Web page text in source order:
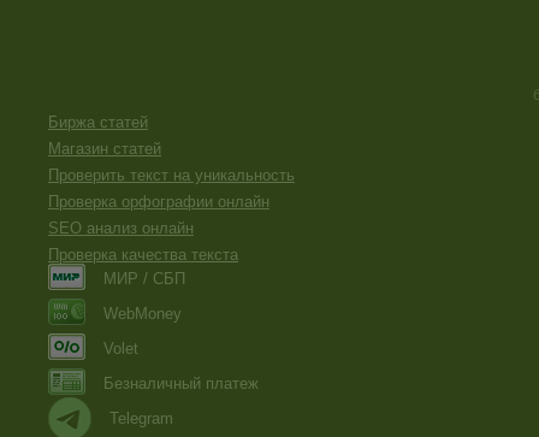
Биржа статей
Магазин статей
Проверить текст на уникальность
Проверка орфографии онлайн
SEO анализ онлайн
Проверка качества текста
МИР / СБП
WebMoney
Volet
Безналичный платеж
Telegram